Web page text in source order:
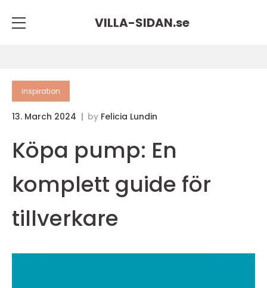
VILLA-SIDAN.se
inspiration
13. March 2024 by Felicia Lundin
Köpa pump: En
komplett guide för
tillverkare